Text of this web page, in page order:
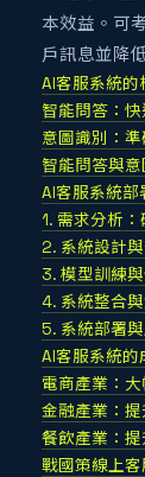
本效益。可
戶訊息並降
AI客服系統的
智能問答：
意圖識別：
智能問答與
AI客服系統
1. 需求分析
2. 系統設計與
3. 模型訓練
4. 系統整合
5. 系統部署
AI客服系統
電商產業：
金融產業：
餐飲產業：
戰國策線上